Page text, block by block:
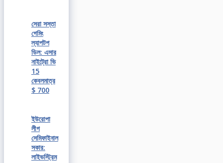
সেরা সস্তা
গেমিং
ল্যাপটপ
ডিল: এসার
নাইট্রো ভি
15
কেবলমাত্র
$ 700
ইউরোপা
লীগ
সেমিফাইনাল
সকার:
লাইভস্ট্রিম